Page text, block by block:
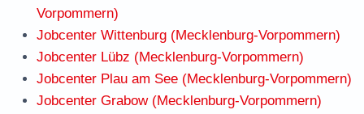
Vorpommern)
Jobcenter Wittenburg (Mecklenburg-Vorpommern)
Jobcenter Lübz (Mecklenburg-Vorpommern)
Jobcenter Plau am See (Mecklenburg-Vorpommern)
Jobcenter Grabow (Mecklenburg-Vorpommern)